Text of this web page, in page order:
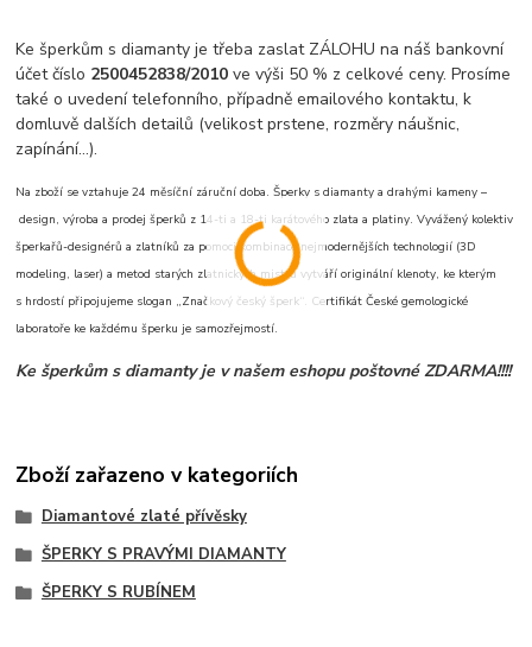
Ke šperkům s diamanty je třeba zaslat ZÁLOHU na náš bankovní
účet číslo 2500452838/2010ve výši 50 % z celkové ceny. Prosíme
také o uvedení telefonního, případně emailového kontaktu, k
domluvě dalších detailů (velikost prstene, rozměry náušnic,
zapínání...).
Na zboží se vztahuje 24 měsíční záruční doba. Šperky s diamanty a drahými kameny –
design, výroba a prodej šperků z 14-ti a 18-ti karátového zlata a platiny. Vyvážený kolektiv
šperkařů-designérů a zlatníků za pomoci kombinace nejmodernějších technologií (3D
modeling, laser) a metod starých zlatnických mistrů vytváří originální klenoty, ke kterým
s hrdostí připojujeme slogan „Značkový český šperk“. Certifikát České gemologické
laboratoře ke každému šperku je samozřejmostí.
Ke šperkům s diamanty je v našem eshopu poštovné ZDARMA!!!!
Zboží zařazeno v kategoriích
Diamantové zlaté přívěsky
ŠPERKY S PRAVÝMI DIAMANTY
ŠPERKY S RUBÍNEM